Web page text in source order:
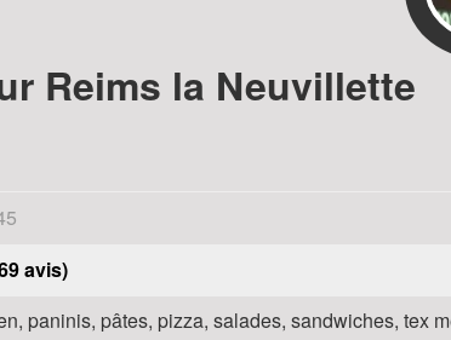
Reims la Neuvillette
avis)
paninis, pâtes, pizza, salades, sandwiches, tex